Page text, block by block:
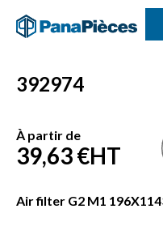
392974
À partir de
39,63 €HT
Air filter G2 M1